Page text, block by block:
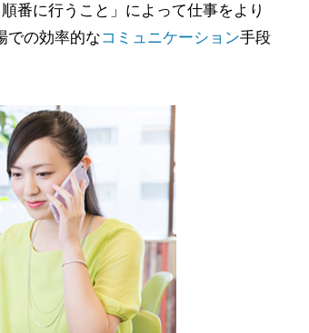
番に行うこと」によって仕事をより
での効率的なコミュニケーション手段